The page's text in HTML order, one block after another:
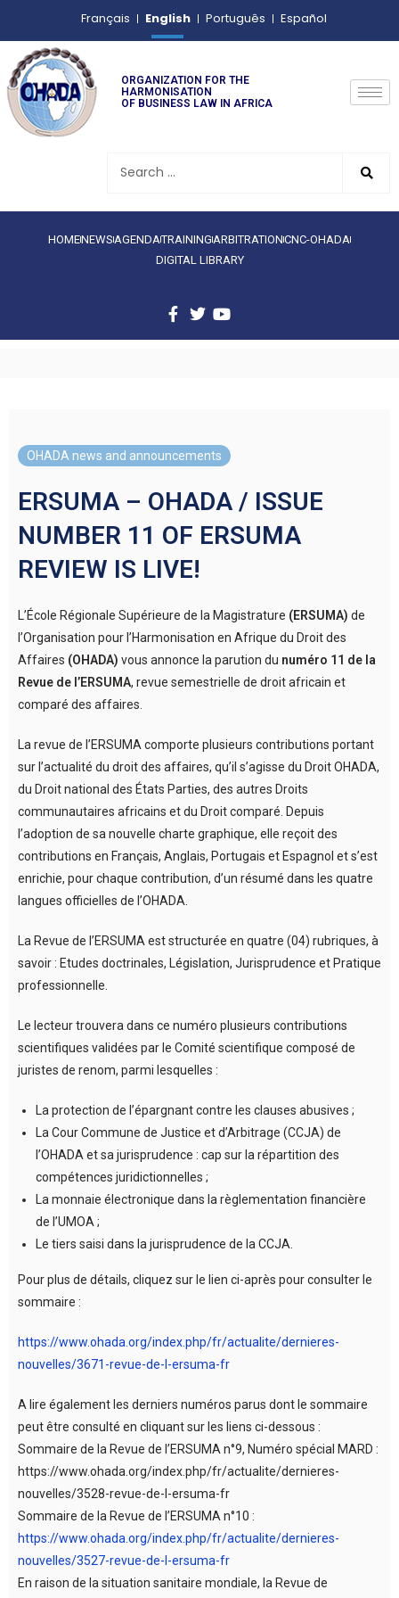
Français English Português Español
ORGANIZATION FOR THE
HARMONISATION
OF BUSINESS LAW IN AFRICA
HOMENEWS AGENDATRAINING ARBITRATIONCNC-OHADA
DIGITAL LIBRARY
OHADA news and announcements
ERSUMA – OHADA / ISSUE
NUMBER 11 OF ERSUMA
REVIEW IS LIVE!
L’École Régionale Supérieure de la Magistrature (ERSUMA) de
l’Organisation pour l’Harmonisation en Afrique du Droit des
Affaires (OHADA) vous annonce la parution du numéro 11 de la
Revue de l’ERSUMA, revue semestrielle de droit africain et
comparé des affaires.
La revue de l’ERSUMA comporte plusieurs contributions portant
sur l’actualité du droit des affaires, qu’il s’agisse du Droit OHADA,
du Droit national des États Parties, des autres Droits
communautaires africains et du Droit comparé. Depuis
l’adoption de sa nouvelle charte graphique, elle reçoit des
contributions en Français, Anglais, Portugais et Espagnol et s’est
enrichie, pour chaque contribution, d’un résumé dans les quatre
langues officielles de l’OHADA.
La Revue de l’ERSUMA est structurée en quatre (04) rubriques, à
savoir : Etudes doctrinales, Législation, Jurisprudence et Pratique
professionnelle.
Le lecteur trouvera dans ce numéro plusieurs contributions
scientifiques validées par le Comité scientifique composé de
juristes de renom, parmi lesquelles :
La protection de l’épargnant contre les clauses abusives ;
La Cour Commune de Justice et d’Arbitrage (CCJA) de
l’OHADA et sa jurisprudence : cap sur la répartition des
compétences juridictionnelles ;
La monnaie électronique dans la règlementation financière
de l’UMOA ;
Le tiers saisi dans la jurisprudence de la CCJA.
Pour plus de détails, cliquez sur le lien ci-après pour consulter le
sommaire :
https://www.ohada.org/index.php/fr/actualite/dernieres-
nouvelles/3671-revue-de-l-ersuma-fr
A lire également les derniers numéros parus dont le sommaire
peut être consulté en cliquant sur les liens ci-dessous :
Sommaire de la Revue de l’ERSUMA n°9, Numéro spécial MARD :
https://www.ohada.org/index.php/fr/actualite/dernieres-
nouvelles/3528-revue-de-l-ersuma-fr
Sommaire de la Revue de l’ERSUMA n°10 :
https://www.ohada.org/index.php/fr/actualite/dernieres-
nouvelles/3527-revue-de-l-ersuma-fr
En raison de la situation sanitaire mondiale, la Revue de